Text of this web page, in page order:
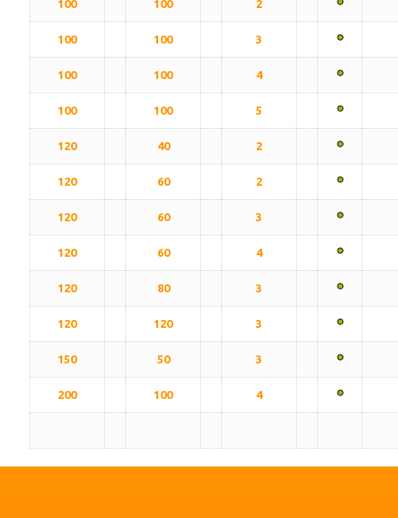
100 100 2
100 100 3
100 100 4
100 100 5
120 40 2
120 60 2
120 60 3
120 60 4
120 80 3
120 120 3
150 50 3
200 100 4